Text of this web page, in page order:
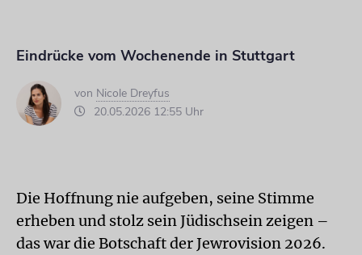
Eindrücke vom Wochenende in Stuttgart
von Nicole Dreyfus
20.05.2026 12:55 Uhr
Die Hoffnung nie aufgeben, seine Stimme
erheben und stolz sein Jüdischsein zeigen –
das war die Botschaft der Jewrovision 2026.